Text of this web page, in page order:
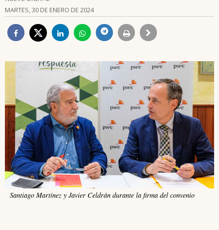
MARTES, 30 DE ENERO DE 2024
Santiago Martínez y Javier Celdrán durante la firma del convenio